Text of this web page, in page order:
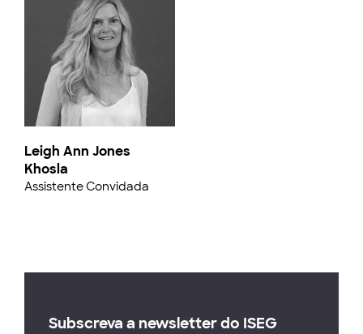
Leigh Ann Jones
Khosla
Assistente Convidada
Subscreva a newsletter do ISEG